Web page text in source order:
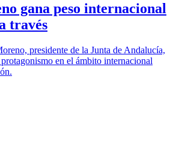
gana peso internacional
través
presidente de la Junta de Andalucía,
en el ámbito internacional